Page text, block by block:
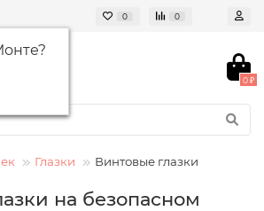
?
0 0
0 ₽
Глазки Винтовые глазки
на безопасном